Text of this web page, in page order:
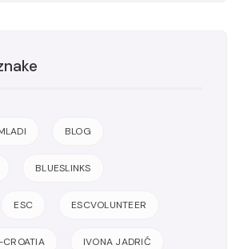
BLOG
BLUESLINKS
ESC ESCVOLUNTEER
CROATIA IVONA JADRIĆ